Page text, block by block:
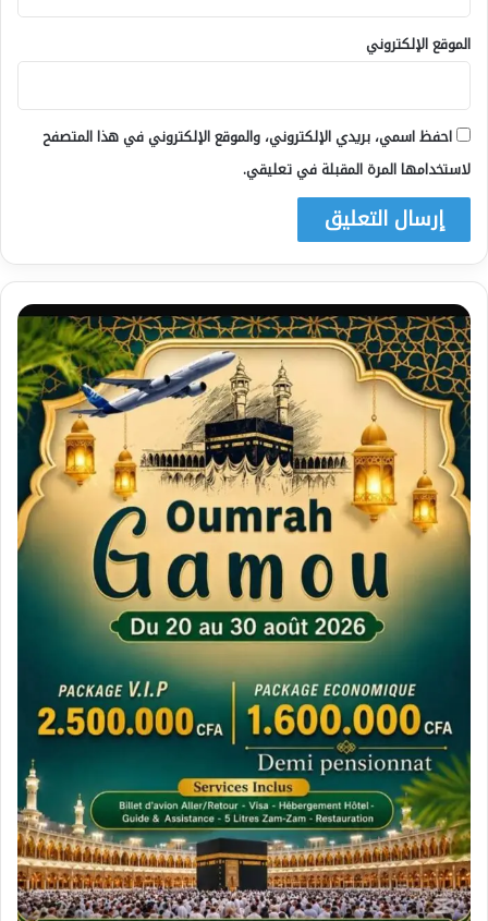
الموقع الإلكتروني
احفظ اسمي، بريدي الإلكتروني، والموقع الإلكتروني في هذا المتصفح
لاستخدامها المرة المقبلة في تعليقي.